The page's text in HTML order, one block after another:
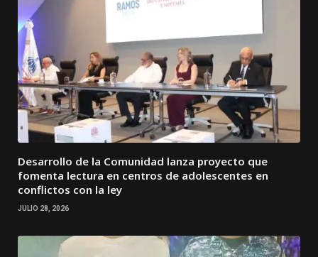
Desarrollo de la Comunidad lanza proyecto que
fomenta lectura en centros de adolescentes en
conflictos con la ley
JULIO 28, 2026